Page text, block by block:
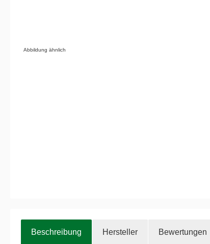
Abbildung ähnlich
Beschreibung Hersteller Bewertungen